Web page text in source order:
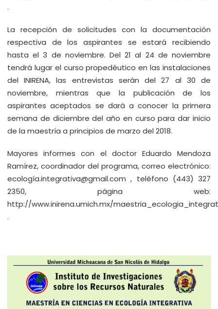
.
La recepción de solicitudes con la documentación
respectiva de los aspirantes se estará recibiendo
hasta el 3 de noviembre. Del 21 al 24 de noviembre
tendrá lugar el curso propedéutico en las instalaciones
del INIRENA, las entrevistas serán del 27 al 30 de
noviembre, mientras que la publicación de los
aspirantes aceptados se dará a conocer la primera
semana de diciembre del año en curso para dar inicio
de la maestría a principios de marzo del 2018.
Mayores informes con el doctor Eduardo Mendoza
Ramírez, coordinador del programa, correo electrónico:
ecología.integrativa@gmail.com , teléfono (443) 327
2350, página web:
http://www.inirena.umich.mx/
.